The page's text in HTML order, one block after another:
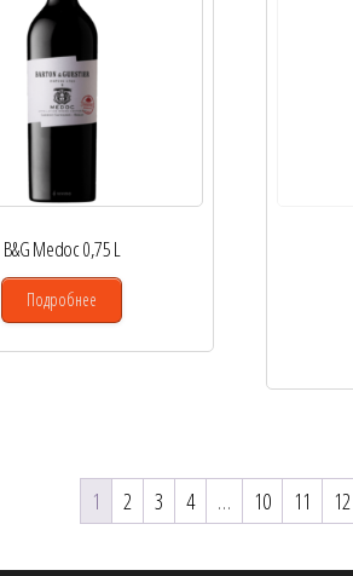
B&G Medoc 0,75 L
Подробнее
1 2 3 4 … 10 11 12